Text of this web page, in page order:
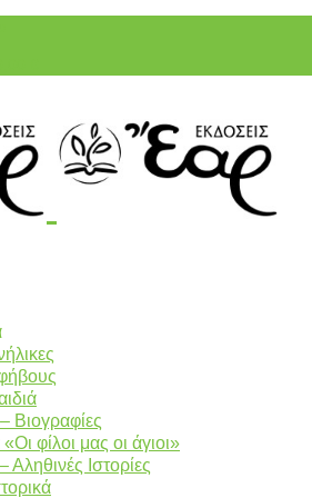
Βιογραφίες
«Οι φίλοι μας οι άγιοι»
Αληθινές Ιστορίες